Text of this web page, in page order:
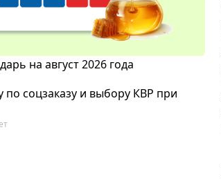
на август 2026 года
соцзаказу и выбору КВР при